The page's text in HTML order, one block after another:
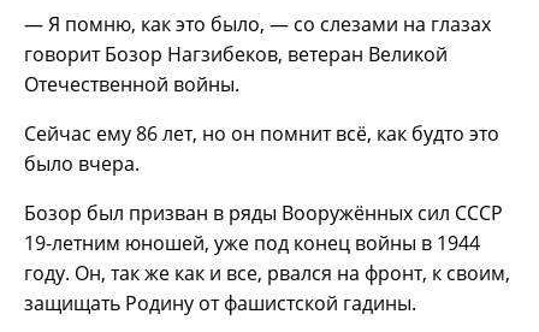
— Я помню, как это было, — со слезами на глазах
говорит Бозор Нагзибеков, ветеран Великой
Отечественной войны.
Сейчас ему 86 лет, но он помнит всё, как будто это
было вчера.
Бозор был призван в ряды Вооружённых сил СССР
19-летним юношей, уже под конец войны в 1944
году. Он, так же как и все, рвался на фронт, к своим,
защищать Родину от фашистской гадины.